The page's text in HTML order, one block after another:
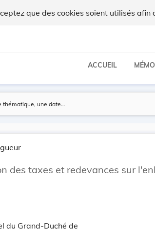
que des cookies soient utilisés afin
ACCUEIL
des taxes et redevances sur
du Grand-Duché de